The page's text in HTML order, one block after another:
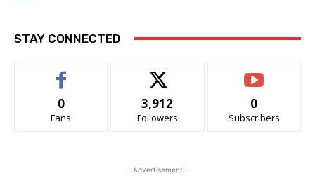
STAY CONNECTED
0
Fans
3,912
Followers
0
Subscribers
- Advertisement -